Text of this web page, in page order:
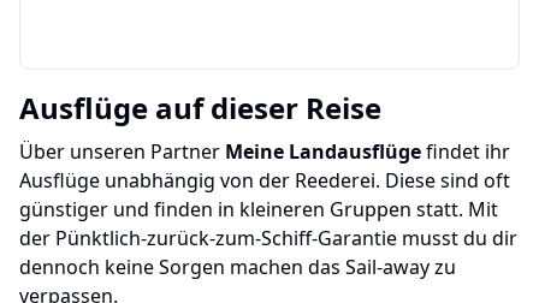
Ausflüge auf dieser Reise
Über unseren Partner Meine Landausflügefindet ihr
Ausflüge unabhängig von der Reederei. Diese sind oft
günstiger und finden in kleineren Gruppen statt. Mit
der Pünktlich-zurück-zum-Schiff-Garantie musst du dir
dennoch keine Sorgen machen das Sail-away zu
verpassen.